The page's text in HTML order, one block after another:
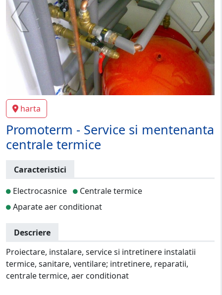
harta
Promoterm - Service si mentenanta
centrale termice
Caracteristici
Electrocasnice
Centrale termice
Aparate aer conditionat
Descriere
Proiectare, instalare, service si intretinere instalatii
termice, sanitare, ventilare; intretinere, reparatii,
centrale termice, aer conditionat